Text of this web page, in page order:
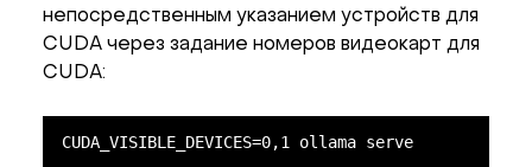
непосредственным указанием устройств для
CUDA через задание номеров видеокарт для
CUDA:
CUDA_VISIBLE_DEVICES=0,1 ollama serve